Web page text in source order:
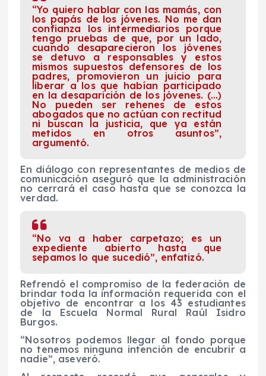
“Yo quiero hablar con las mamás, con
los papás de los jóvenes. No me dan
confianza los intermediarios porque
tengo pruebas de que, por un lado,
cuando desaparecieron los jóvenes
se detuvo a responsables y estos
mismos supuestos defensores de los
padres, promovieron un juicio para
liberar a los que habían participado
en la desaparición de los jóvenes. (…)
No pueden ser rehenes de estos
abogados que no actúan con rectitud
ni buscan la justicia, que ya están
metidos en otros asuntos”,
argumentó.
En diálogo con representantes de medios de
comunicación aseguró que la administración
no cerrará el caso hasta que se conozca la
verdad.
“No va a haber carpetazo; es un
expediente abierto hasta que
sepamos lo que sucedió”, enfatizó.
Refrendó el compromiso de la federación de
brindar toda la información requerida con el
objetivo de encontrar a los 43 estudiantes
de la Escuela Normal Rural Raúl Isidro
Burgos.
“Nosotros podemos llegar al fondo porque
no tenemos ninguna intención de encubrir a
nadie”, aseveró.